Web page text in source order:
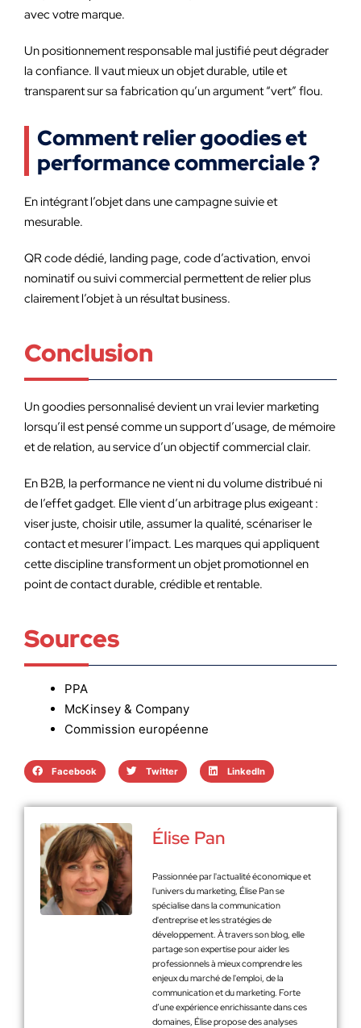
avec votre marque.
Un positionnement responsable mal justifié peut dégrader
la confiance. Il vaut mieux un objet durable, utile et
transparent sur sa fabrication qu’un argument “vert” flou.
Comment relier goodies et
performance commerciale ?
En intégrant l’objet dans une campagne suivie et
mesurable.
QR code dédié, landing page, code d’activation, envoi
nominatif ou suivi commercial permettent de relier plus
clairement l’objet à un résultat business.
Conclusion
Un goodies personnalisé devient un vrai levier marketing
lorsqu’il est pensé comme un support d’usage, de mémoire
et de relation, au service d’un objectif commercial clair.
En B2B, la performance ne vient ni du volume distribué ni
de l’effet gadget. Elle vient d’un arbitrage plus exigeant :
viser juste, choisir utile, assumer la qualité, scénariser le
contact et mesurer l’impact. Les marques qui appliquent
cette discipline transforment un objet promotionnel en
point de contact durable, crédible et rentable.
Sources
PPA
McKinsey & Company
Commission européenne
Facebook Twitter LinkedIn
Élise Pan
Passionnée par l'actualité économique et
l'univers du marketing, Élise Pan se
spécialise dans la communication
d'entreprise et les stratégies de
développement. À travers son blog, elle
partage son expertise pour aider les
professionnels à mieux comprendre les
enjeux du marché de l'emploi, de la
communication et du marketing. Forte
d’une expérience enrichissante dans ces
domaines, Élise propose des analyses